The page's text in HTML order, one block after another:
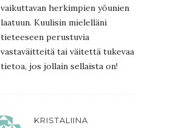
vaikuttavan herkimpien yöunien
laatuun. Kuulisin mielelläni
tieteeseen perustuvia
vastaväitteitä tai väitettä tukevaa
tietoa, jos jollain sellaista on!
KRISTALIINA